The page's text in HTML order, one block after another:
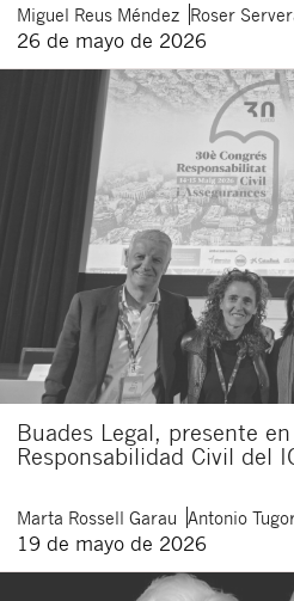
Miguel Reus Méndez Roser
26 de mayo de 2026
Buades Legal, presente
Responsabilidad Civil del
Marta Rossell Garau Antonio
19 de mayo de 2026